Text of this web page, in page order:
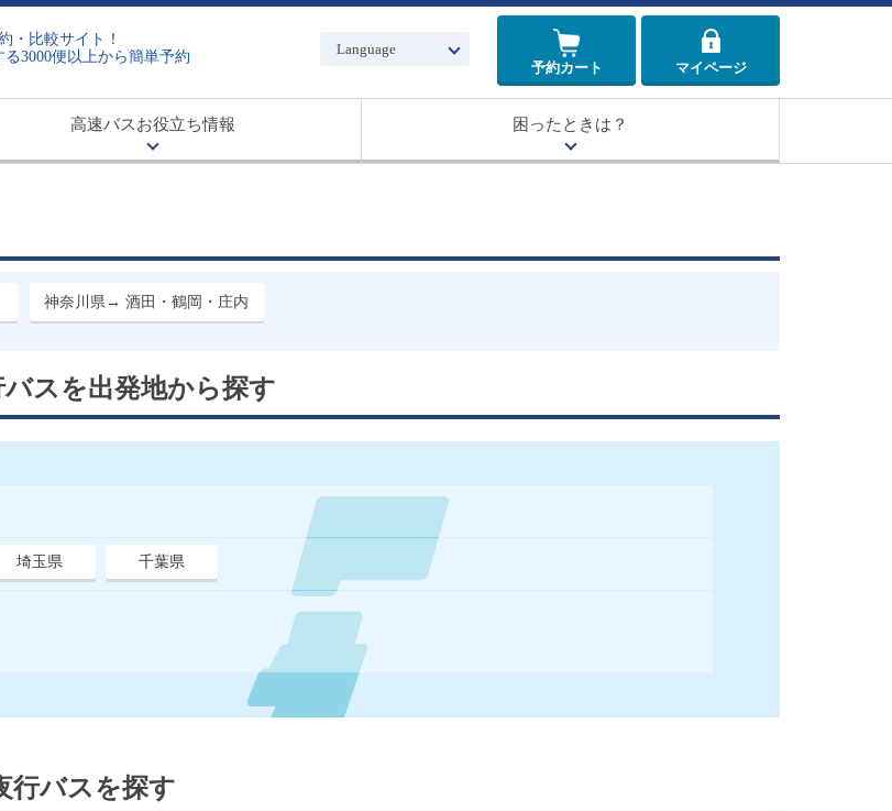
・比較サイト！
3000便以上から簡単予約
Language
予約カート
マイページ
高速バスお役立ち情報 困ったときは？
神奈川県→ 酒田・鶴岡・庄内
スを出発地から探す
埼玉県 千葉県
行バスを探す